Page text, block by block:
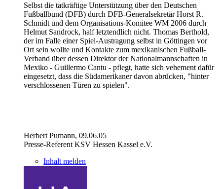
Selbst die tatkräftige Unterstützung über den Deutschen
Fußballbund (DFB) durch DFB-Generalsekretär Horst R.
Schmidt und dem Organisations-Komitee WM 2006 durch
Helmut Sandrock, half letztendlich nicht. Thomas Berthold,
der im Falle einer Spiel-Austragung selbst in Göttingen vor
Ort sein wollte und Kontakte zum mexikanischen Fußball-
Verband über dessen Direktor der Nationalmannschaften in
Mexiko - Guillermo Cantu - pflegt, hatte sich vehement dafür
eingesetzt, dass die Südamerikaner davon abrücken, "hinter
verschlossenen Türen zu spielen".
Herbert Pumann, 09.06.05
Presse-Referent KSV Hessen Kassel e.V.
Inhalt melden